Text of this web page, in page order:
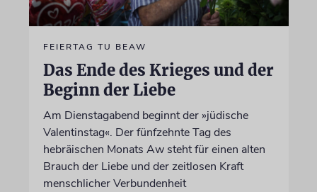
FEIERTAG TU BEAW
Das Ende des Krieges und der
Beginn der Liebe
Am Dienstagabend beginnt der »jüdische
Valentinstag«. Der fünfzehnte Tag des
hebräischen Monats Aw steht für einen alten
Brauch der Liebe und der zeitlosen Kraft
menschlicher Verbundenheit